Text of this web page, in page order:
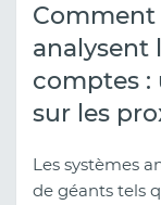
Comment
analysent
comptes :
sur les
Les systèmes
de géants tels